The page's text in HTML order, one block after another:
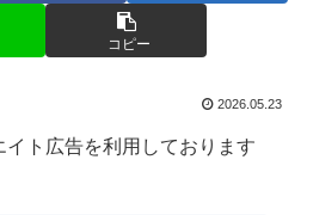
コピー
2026.05.23
ト広告を利用しております